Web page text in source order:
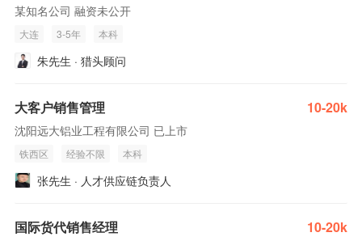
某知名公司 融资未公开
大连 3-5年 本科
朱先生 · 猎头顾问
大客户销售管理 10-20k
沈阳远大铝业工程有限公司 已上市
铁西区 经验不限 本科
张先生 · 人才供应链负责人
国际货代销售经理 10-20k